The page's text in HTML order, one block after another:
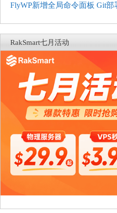
FlyWP新增全局命令面板 Git
RakSmart七月活动